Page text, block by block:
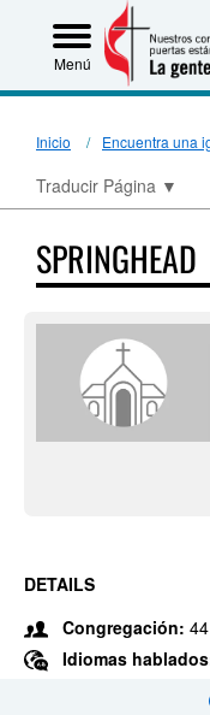
Menú
Inicio Encuentra una
Traducir Página ▼
SPRINGHEAD
DETAILS
Congregación: 44
Idiomas